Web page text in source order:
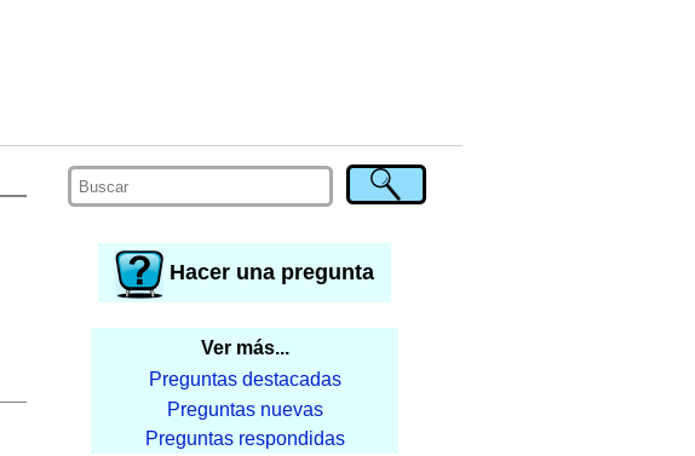
Hacer una pregunta
Ver más...
Preguntas destacadas
Preguntas nuevas
Preguntas respondidas